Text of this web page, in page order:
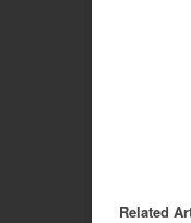
Related